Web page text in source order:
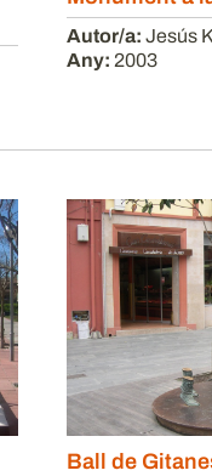
Autor/a: Jesús
Any: 2003
Ball de